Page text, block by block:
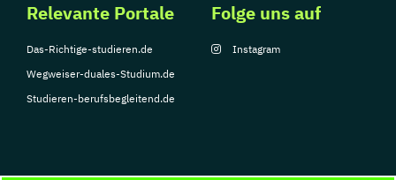
Relevante Portale
Das-Richtige-studieren.de
Wegweiser-duales-Studium.de
Studieren-berufsbegleitend.de
Folge uns auf
Instagram